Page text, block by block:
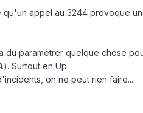
appel au 3244 provoque
paramétrer quelque chose
). Surtout en Up.
on ne peut rien faire...